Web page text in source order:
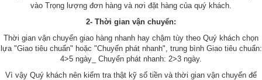
vào Trọng lượng đơn hàng và nơi đặt hàng của quý khách.
2- Thời gian vận chuyển:
Thời gian vận chuyển giao hàng nhanh hay chậm tùy theo Quý khách chọn
lựa "Giao tiêu chuẩn" hoặc "Chuyển phát nhanh", trung bình Giao tiêu chuẩn:
4>5 ngày_ Chuyển phát nhanh: 2>3 ngày.
Vì vậy Quý khách nên kiểm tra thật kỹ số tiền và thời gian vận chuyển để